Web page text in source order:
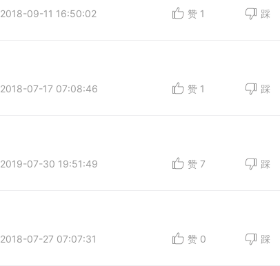
2018-09-11 16:50:02 赞 1 踩
2018-07-17 07:08:46 赞 1 踩
2019-07-30 19:51:49 赞 7 踩
2018-07-27 07:07:31 赞 0 踩